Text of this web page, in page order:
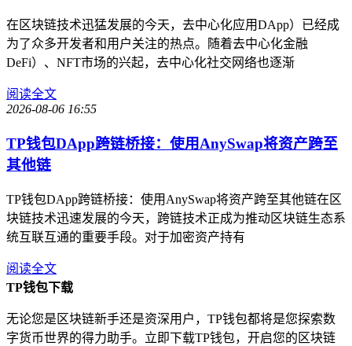
在区块链技术迅猛发展的今天，去中心化应用DApp）已经成
为了众多开发者和用户关注的热点。随着去中心化金融
DeFi）、NFT市场的兴起，去中心化社交网络也逐渐
阅读全文
2026-08-06 16:55
TP钱包DApp跨链桥接：使用AnySwap将资产跨至
其他链
TP钱包DApp跨链桥接：使用AnySwap将资产跨至其他链在区
块链技术迅速发展的今天，跨链技术正成为推动区块链生态系
统互联互通的重要手段。对于加密资产持有
阅读全文
TP钱包下载
无论您是区块链新手还是资深用户，TP钱包都将是您探索数
字货币世界的得力助手。立即下载TP钱包，开启您的区块链